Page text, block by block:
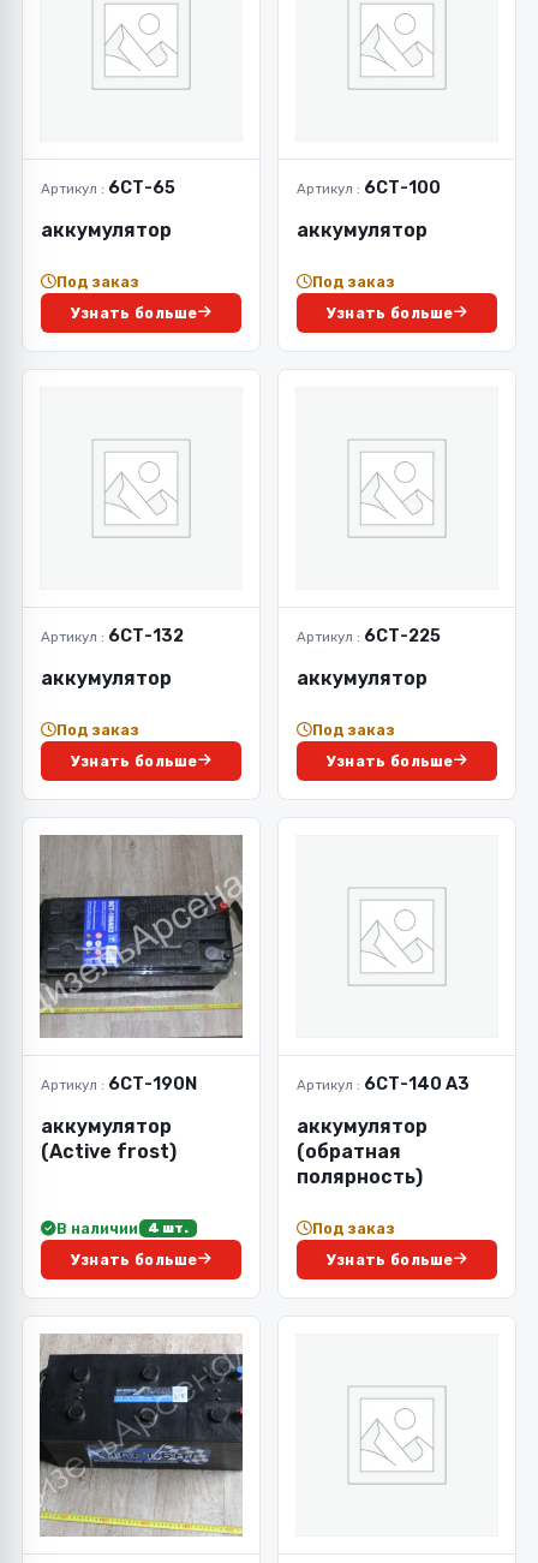
Артикул : 6СТ-65
аккумулятор
Под заказ
Узнать больше
Артикул : 6СТ-100
аккумулятор
Под заказ
Узнать больше
Артикул : 6СТ-132
аккумулятор
Под заказ
Узнать больше
Артикул : 6СТ-225
аккумулятор
Под заказ
Узнать больше
Артикул : 6СТ-190N
аккумулятор
(Active frost)
В наличии 4 шт.
Узнать больше
Артикул : 6СТ-140 А3
аккумулятор
(обратная
полярность)
Под заказ
Узнать больше